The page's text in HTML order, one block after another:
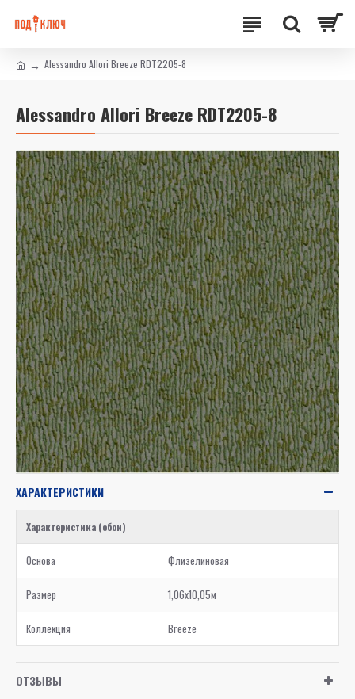
Alessandro Allori Breeze RDT2205-8
Alessandro Allori Breeze RDT2205-8
ХАРАКТЕРИСТИКИ
Характеристика (обои)
Основа Флизелиновая
Размер 1,06x10,05м
Коллекция Breeze
ОТЗЫВЫ